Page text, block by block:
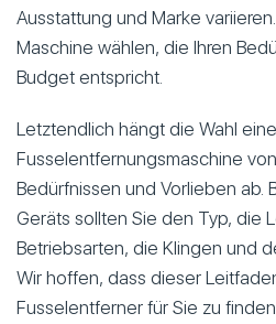
Ausstattung und Marke
Maschine wählen, die Ihren
Budget entspricht.
Letztendlich hängt die Wahl
Fusselentfernungsmaschine
Bedürfnissen und Vorlieben ab.
Geräts sollten Sie den Typ, die
Betriebsarten, die Klingen und
Wir hoffen, dass dieser
Fusselentferner für Sie zu